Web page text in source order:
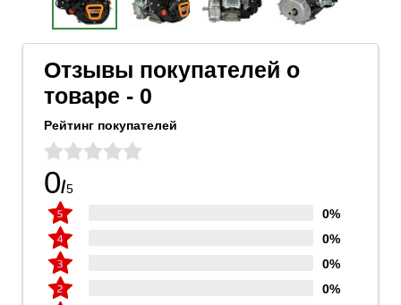
Отзывы покупателей о
товаре - 0
Рейтинг покупателей
0/5
0%
0%
0%
0%